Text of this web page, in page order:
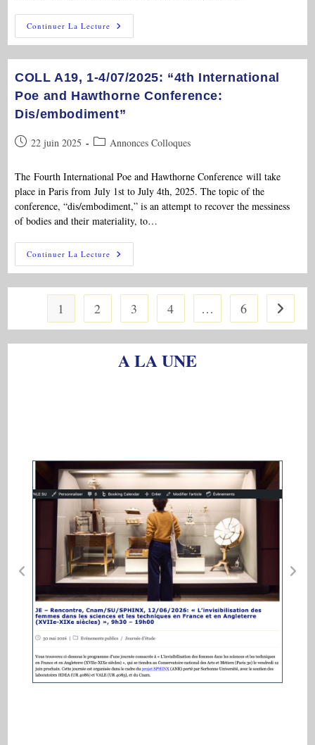
Continuer La Lecture CFP
COLL
Internat.,
« Bodies
In
Migration:
Disrupting
Lines,
COLL A19, 1-4/07/2025: “4th International
Poe and Hawthorne Conference:
Dis/embodiment”
Publication
22 juin 2025
Post Annonces Colloques
The Fourth International Poe and Hawthorne Conference will take
place in Paris from July 1st to July 4th, 2025. The topic of the
conference, “dis/embodiment,” is an attempt to recover the messiness
of bodies and their materiality, to…
Continuer La Lecture COLL
A19,
1-
“4th
International
And
Hawthorne
Conference:
1 2 3 4 … 6 Aller à
A LA UNE